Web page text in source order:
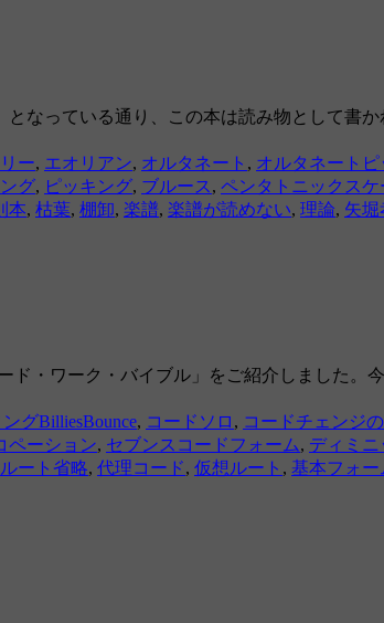
なっている通り、この本は読み物として書
ー, エオリアン, オルタネート , オルタネート
グ, ピッキング, ブルース , ペンタトニックスケ
本, 枯葉, 棚卸, 楽譜, 楽譜が読めない, 理論, 矢堀
・ワーク・バイブル」をご紹介しました。
グBilliesBounce, コードソロ , コードチェンジ
ペーション, セブンスコードフォーム, ディミニ
ルート省略, 代理コード, 仮想ルート , 基本フォー